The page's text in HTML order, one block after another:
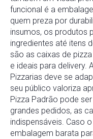
funcional é a
quem preza por
insumos, os produtos
ingredientes até itens
são as caixas de
e ideais para delivery.
Pizzarias deve se
seu público valoriza
Pizza Padrão pode
grandes pedidos, as
indispensáveis. Caso
embalagem barata